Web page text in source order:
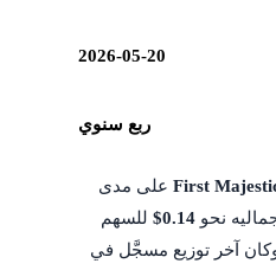
2026-05-20
ربع سنوي
Firstعلى مدى
$0.14للسهم
آخر توزيع مسجَّل في